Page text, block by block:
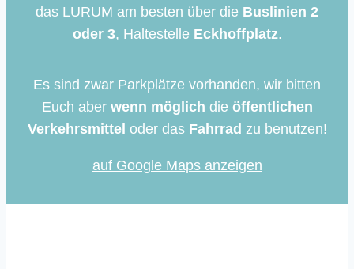
das LURUM am besten über die Buslinien 2
oder 3, Haltestelle Eckhoffplatz.
Es sind zwar Parkplätze vorhanden, wir bitten
Euch aber wenn möglich die öffentlichen
Verkehrsmittel oder das Fahrrad zu benutzen!
auf Google Maps anzeigen